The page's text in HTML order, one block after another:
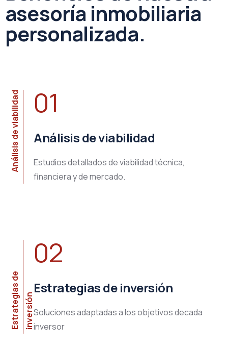
asesoría inmobiliaria
personalizada.
Análisis de viabilidad 01
Análisis de viabilidad
Estudios detallados de viabilidad técnica,
financiera y de mercado.
E
s
t
r
a
t
e
gi
a
s
d
e
i
n
v
e
r
s
i
ón
02
Estrategias de inversión
Soluciones adaptadas a los objetivos decada
inversor